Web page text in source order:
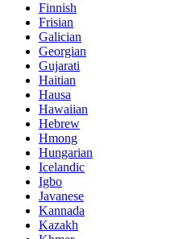
Finnish
Frisian
Galician
Georgian
Gujarati
Haitian
Hausa
Hawaiian
Hebrew
Hmong
Hungarian
Icelandic
Igbo
Javanese
Kannada
Kazakh